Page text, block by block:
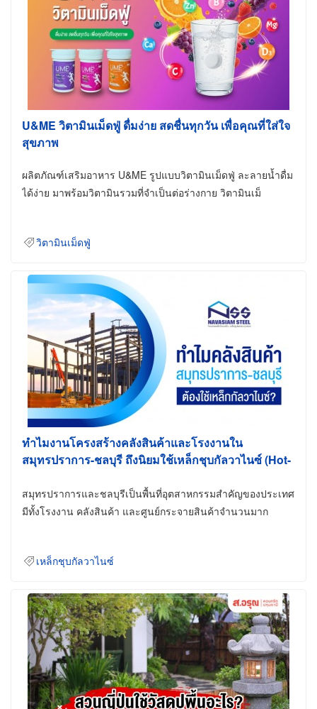
U&ME วิตามินเม็ดฟู่ ดื่มง่าย สดชื่นทุกวัน เพื่อคุณที่ใส่ใจ
สุขภาพ
ผลิตภัณฑ์เสริมอาหาร U&ME รูปแบบวิตามินเม็ดฟู่ ละลายน้ำดื่ม
ได้ง่าย มาพร้อมวิตามินรวมที่จำเป็นต่อร่างกาย วิตามินเม็
วิตามินเม็ดฟู่
ทำไมงานโครงสร้างคลังสินค้าและโรงงานใน
สมุทรปราการ-ชลบุรี ถึงนิยมใช้เหล็กชุบกัลวาไนซ์ (Hot-
สมุทรปราการและชลบุรีเป็นพื้นที่อุตสาหกรรมสำคัญของประเทศ
มีทั้งโรงงาน คลังสินค้า และศูนย์กระจายสินค้าจำนวนมาก
เหล็กชุบกัลวาไนซ์